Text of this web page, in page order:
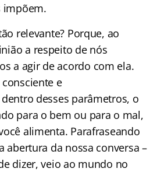
impõem.
relevante? Porque, ao
a respeito de nós
a agir de acordo com ela.
e
desses parâmetros, o
para o bem ou para o mal,
alimenta. Parafraseando
abertura da nossa conversa –
dizer, veio ao mundo no